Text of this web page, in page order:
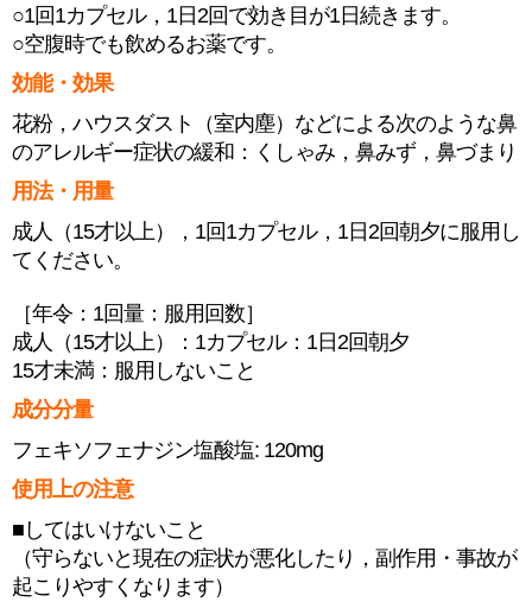
○1回1カプセル，1日2回で効き目が1日続きます。
○空腹時でも飲めるお薬です。
効能・効果
花粉，ハウスダスト（室内塵）などによる次のような鼻
のアレルギー症状の緩和：くしゃみ，鼻みず，鼻づまり
用法・用量
成人（15才以上），1回1カプセル，1日2回朝夕に服用し
てください。
［年令：1回量：服用回数］
成人（15才以上）：1カプセル：1日2回朝夕
15才未満：服用しないこと
成分分量
フェキソフェナジン塩酸塩: 120mg
使用上の注意
■してはいけないこと
（守らないと現在の症状が悪化したり，副作用・事故が
起こりやすくなります）